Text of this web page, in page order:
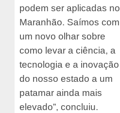
podem ser aplicadas no
Maranhão. Saímos com
um novo olhar sobre
como levar a ciência, a
tecnologia e a inovação
do nosso estado a um
patamar ainda mais
elevado”, concluiu.